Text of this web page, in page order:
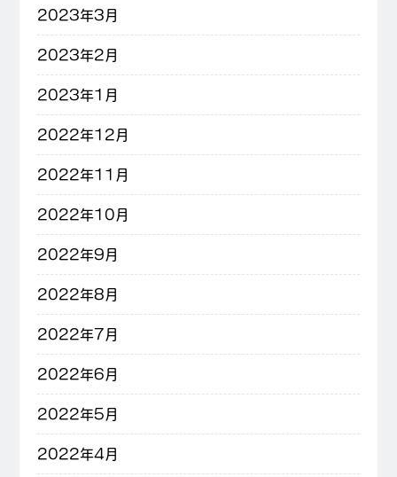
2023年3月
2023年2月
2023年1月
2022年12月
2022年11月
2022年10月
2022年9月
2022年8月
2022年7月
2022年6月
2022年5月
2022年4月